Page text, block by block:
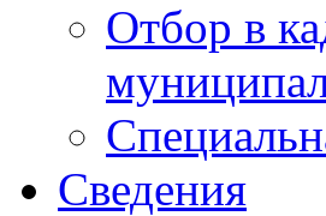
Отбор в
Сведения